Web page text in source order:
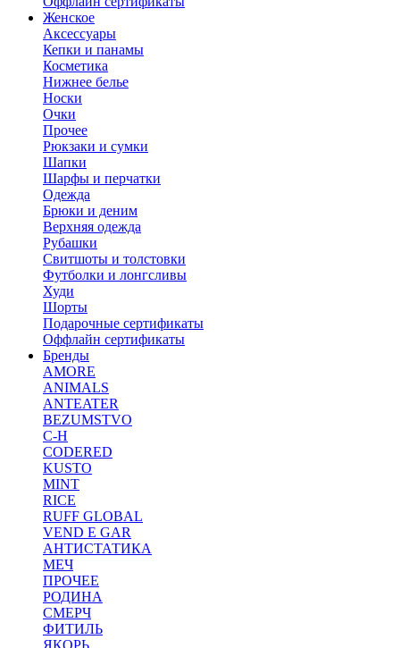
Женское
Аксессуары
Кепки и панамы
Косметика
Нижнее белье
Носки
Очки
Прочее
Рюкзаки и сумки
Шапки
Шарфы и перчатки
Одежда
Брюки и деним
Верхняя одежда
Рубашки
Свитшоты и толстовки
Футболки и лонгсливы
Худи
Шорты
Подарочные сертификаты
Оффлайн сертификаты
Бренды
AMORE
ANIMALS
ANTEATER
BEZUMSTVO
C-H
CODERED
KUSTO
MINT
RICE
RUFF GLOBAL
VEND E GAR
АНТИСТАТИКА
МЕЧ
ПРОЧЕЕ
РОДИНА
СМЕРЧ
ФИТИЛЬ
ЯКОРЬ